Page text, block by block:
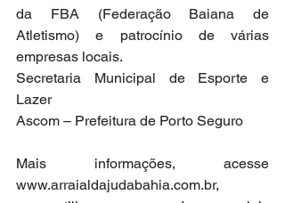
da FBA (Federação Baiana de
Atletismo) e patrocínio de várias
empresas locais.
Secretaria Municipal de Esporte e
Lazer
Ascom – Prefeitura de Porto Seguro
Mais informações, acesse
www.arraialdajudabahia.com.br,